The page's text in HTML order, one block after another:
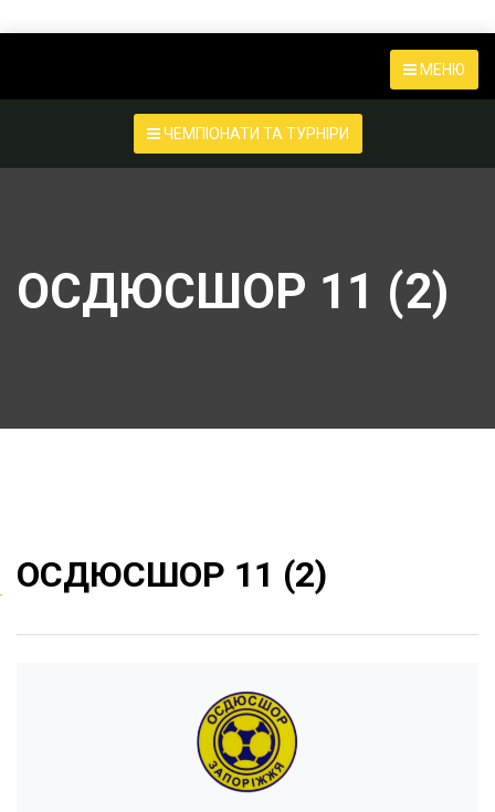
МЕНЮ
ЧЕМПІОНАТИ ТА ТУРНІРИ
ОСДЮСШОР 11 (2)
ОСДЮСШОР 11 (2)